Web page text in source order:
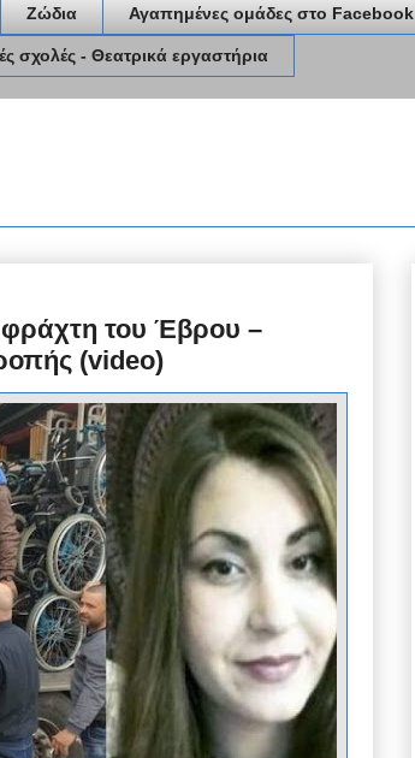
Ζώδια Αγαπημένες ομάδες στο Facebook
σχολές - Θεατρικά εργαστήρια
φράχτη του Έβρου –
(video)